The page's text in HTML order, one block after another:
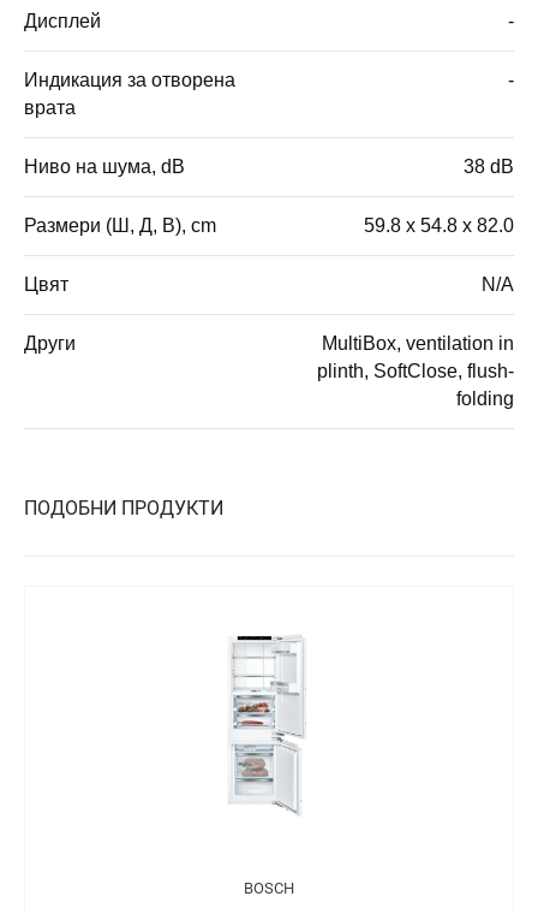
Дисплей -
Индикация за отворена
врата
-
Ниво на шума, dB 38 dB
Размери (Ш, Д, В), cm 59.8 x 54.8 x 82.0
Цвят N/A
Други
MultiBox, ventilation in
plinth, SoftClose, flush-
folding
ПОДОБНИ ПРОДУКТИ
BOSCH